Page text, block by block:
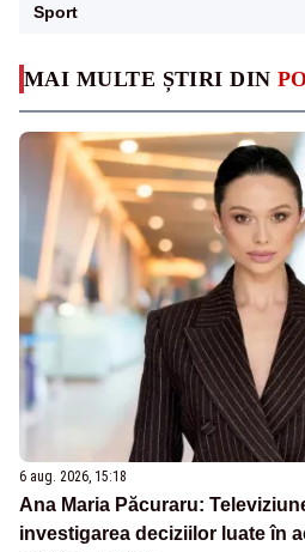
MAI MULTE ȘTIRI DIN
6 aug. 2026, 15:18
Ana Maria Păcuraru:
investigarea deciziilor luate în
Sport